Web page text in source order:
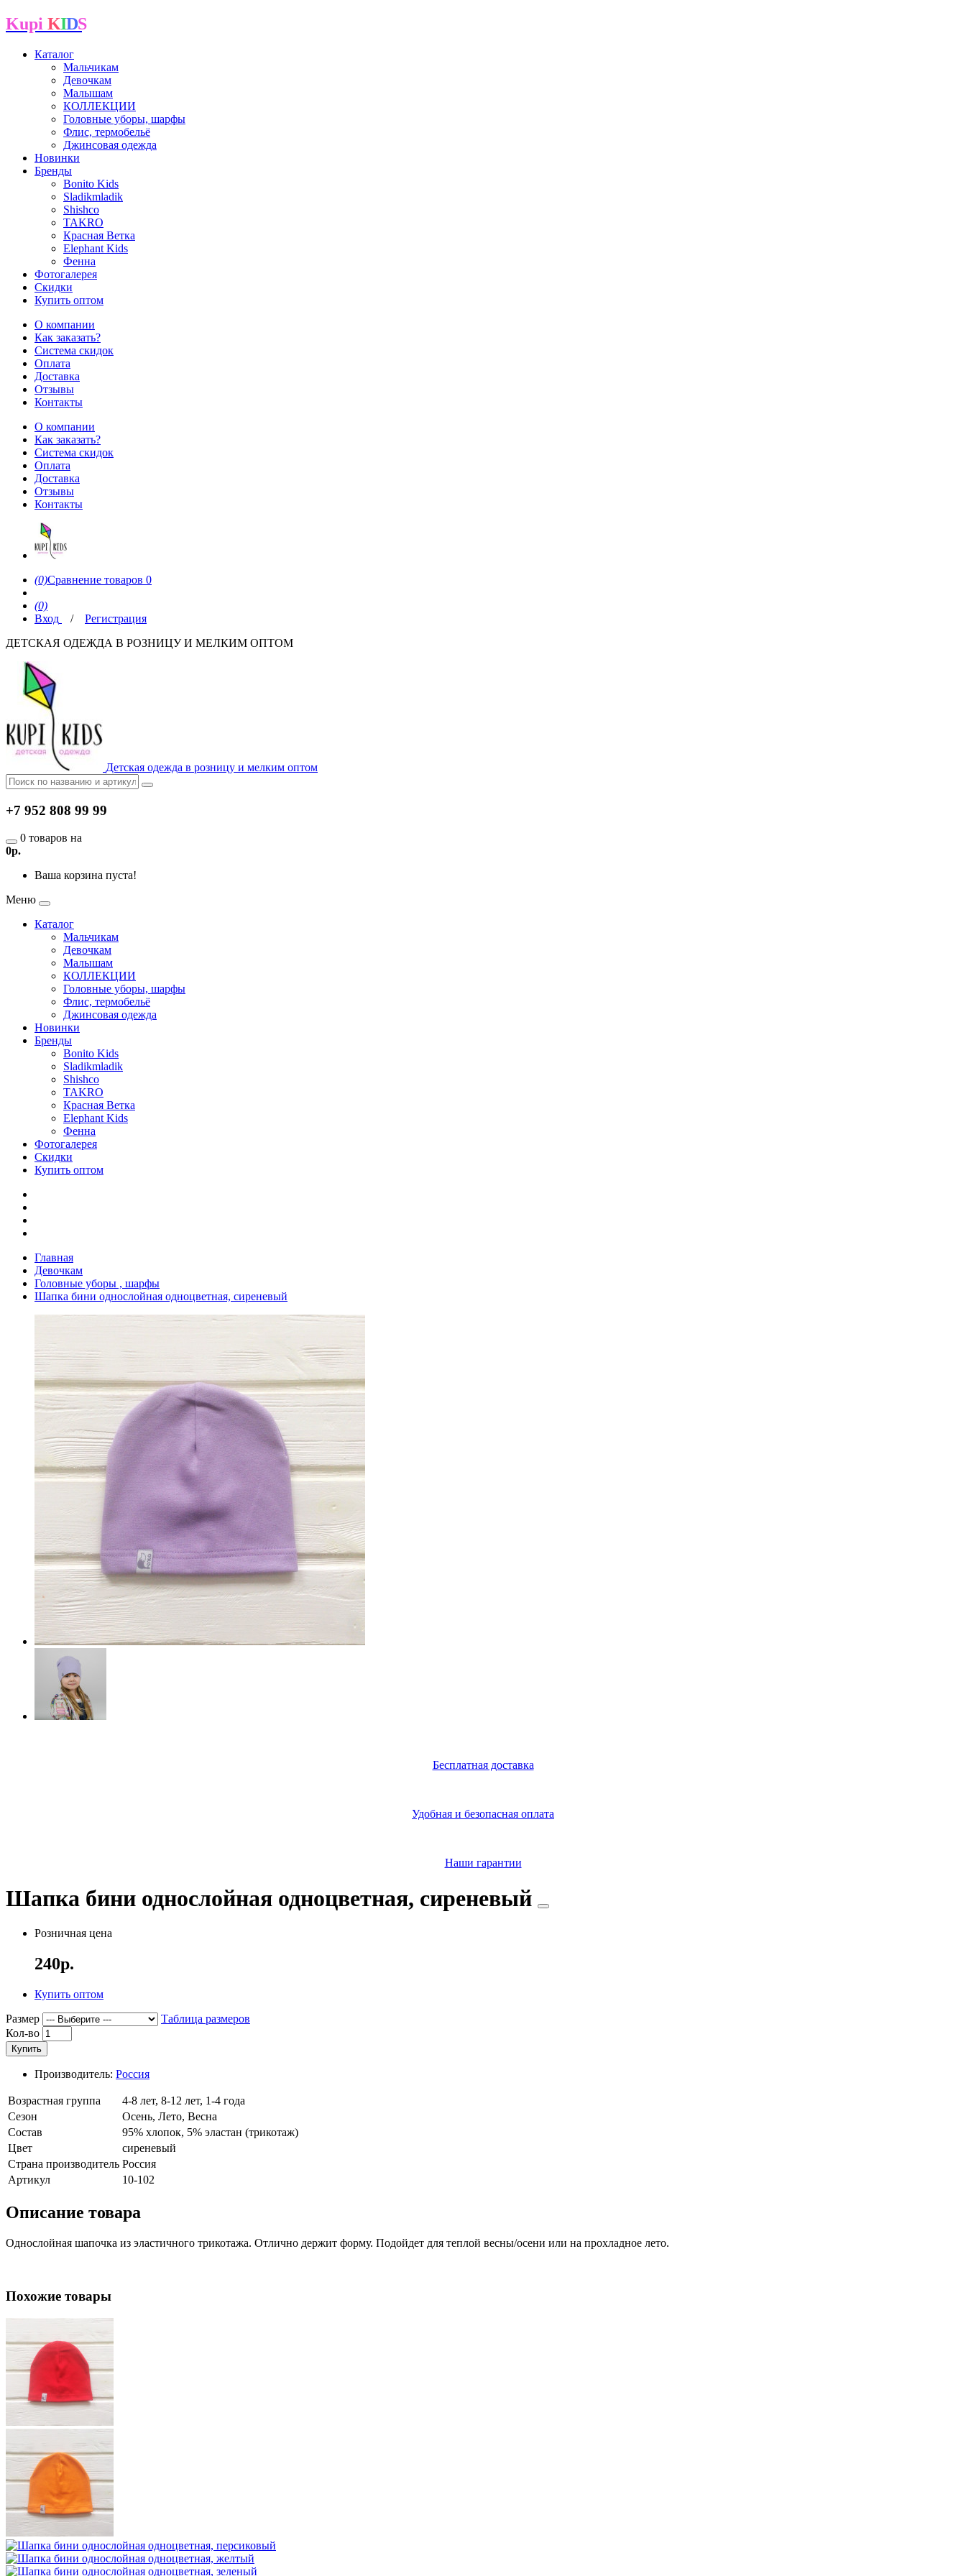
Kupi K I D S
Каталог
Мальчикам
Девочкам
Малышам
КОЛЛЕКЦИИ
Головные уборы, шарфы
Флис, термобельё
Джинсовая одежда
Новинки
Бренды
Bonito Kids
Sladikmladik
Shishco
TAKRO
Красная Ветка
Elephant Kids
Фенна
Фотогалерея
Скидки
Купить оптом
О компании
Как заказать?
Система скидок
Оплата
Доставка
Отзывы
Контакты
О компании
Как заказать?
Система скидок
Оплата
Доставка
Отзывы
Контакты
(0)Сравнение товаров 0
(0)
Вход
/
Регистрация
ДЕТСКАЯ ОДЕЖДА В РОЗНИЦУ И МЕЛКИМ ОПТОМ
Детская одежда в розницу и мелким оптом
+7 952 808 99 99
0 товаров на
0р.
Ваша корзина пуста!
Меню
Каталог
Мальчикам
Девочкам
Малышам
КОЛЛЕКЦИИ
Головные уборы, шарфы
Флис, термобельё
Джинсовая одежда
Новинки
Бренды
Bonito Kids
Sladikmladik
Shishco
TAKRO
Красная Ветка
Elephant Kids
Фенна
Фотогалерея
Скидки
Купить оптом
Главная
Девочкам
Головные уборы , шарфы
Шапка бини однослойная одноцветная, сиреневый
Бесплатная доставка
Удобная и безопасная оплата
Наши гарантии
Шапка бини однослойная одноцветная, сиреневый
Розничная цена
240р.
Купить оптом
Размер
Таблица размеров
Кол-во
Купить
Производитель: Россия
Возрастная группа
4-8 лет, 8-12 лет, 1-4 года
Сезон
Осень, Лето, Весна
Состав
95% хлопок, 5% эластан (трикотаж)
Цвет
сиреневый
Страна производитель Россия
Артикул
10-102
Описание товара
Однослойная шапочка из эластичного трикотажа. Отлично держит форму. Подойдет для теплой весны/осени или на прохладное лето.
Похожие товары